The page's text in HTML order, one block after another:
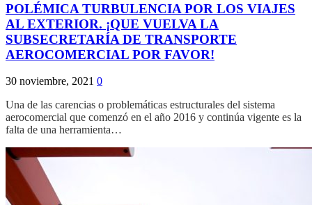
POLÉMICA TURBULENCIA POR LOS VIAJES
AL EXTERIOR. ¡QUE VUELVA LA
SUBSECRETARÍA DE TRANSPORTE
AEROCOMERCIAL POR FAVOR!
30 noviembre, 2021 0
Una de las carencias o problemáticas estructurales del sistema
aerocomercial que comenzó en el año 2016 y continúa vigente es la
falta de una herramienta…